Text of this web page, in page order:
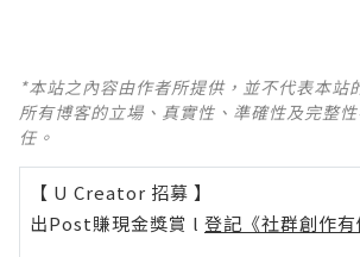
*本站之內容由作者所提供，並不代表本站
所有博客的立場、真實性、準確性及完整
任。
【 U Creator 招募 】
出Post賺現金獎賞 l 登記《社群創作有